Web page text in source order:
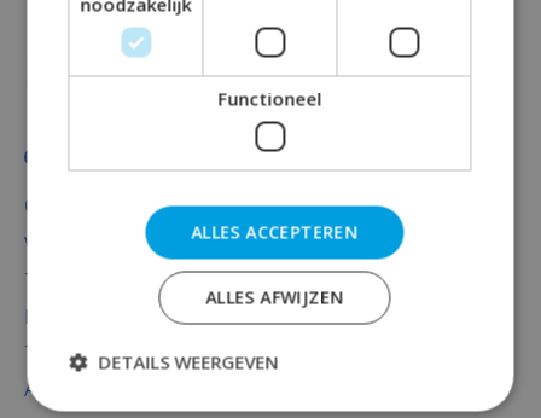
Categorieën
Versiering
Totaal thema feest
Decoratie
Thema's
Accessoires
Functioneel
ALLES ACCEPTEREN
ALLES AFWIJZEN
DETAILS WEERGEVEN